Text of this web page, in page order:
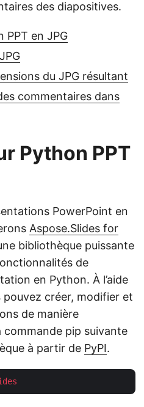
des diapositives.
PPT en JPG
du JPG résultant
commentaires dans
Python PPT
PowerPoint en
Aspose.Slides for
bibliothèque puissante
de
en Python. À l’aide
créer, modifier et
de manière
pip suivante
à partir de PyPI.